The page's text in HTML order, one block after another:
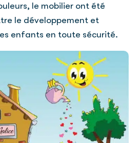
le mobilier ont été
le développement et
enfants en toute sécurité.